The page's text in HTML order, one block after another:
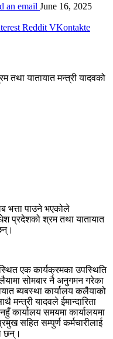
an email June 16, 2025
Reddit VKontakte
तथा यातायात मन्त्री यादवको
भत्ता पाउने भएकोले
प्रदेशको श्रम तथा यातायात
एक कार्यक्रमका उपस्थिति
सोमबार नै अनुगमन गरेका
ब्यबस्था कार्यालय कलैयाको
मन्त्री यादवले ईमान्दारिता
कार्यालय समयमा कार्यालयमा
सहित सम्पुर्ण कर्मचारीलाई
छन्।